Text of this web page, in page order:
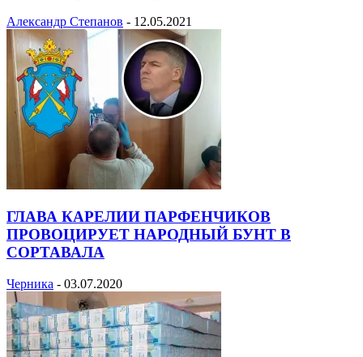
Александр Степанов - 12.05.2021
ГЛАВА КАРЕЛИИ ПАРФЕНЧИКОВ
ПРОВОЦИРУЕТ НАРОДНЫЙ БУНТ В
СОРТАВАЛА
Черника - 03.07.2020